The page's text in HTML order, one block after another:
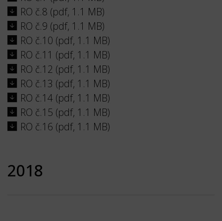
RO č.8 (pdf, 1.1 MB)
RO č.9 (pdf, 1.1 MB)
RO č.10 (pdf, 1.1 MB)
RO č.11 (pdf, 1.1 MB)
RO č.12 (pdf, 1.1 MB)
RO č.13 (pdf, 1.1 MB)
RO č.14 (pdf, 1.1 MB)
RO č.15 (pdf, 1.1 MB)
RO č.16 (pdf, 1.1 MB)
2018